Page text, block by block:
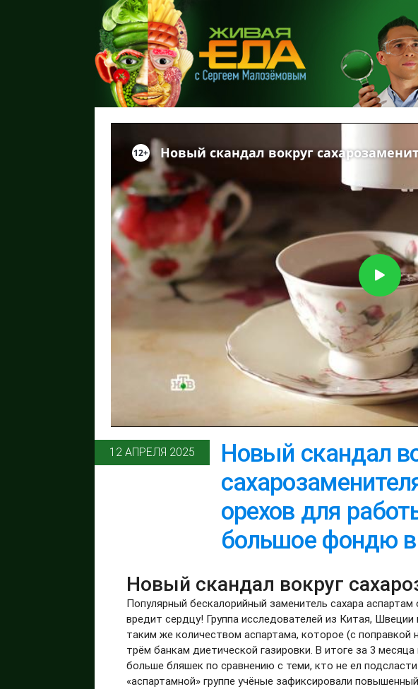
12 АПРЕЛЯ 2025
Новый скандал
орехов для
большое фондю
Новый скандал вокруг
Популярный бескалорийный заменитель сахара
вредит сердцу! Группа исследователей из Китая,
таким же количеством аспартама, которое (с поправкой
трём банкам диетической газировки. В итоге за 3
больше бляшек по сравнению с теми, кто не ел
«аспартамной» группе учёные зафиксировали